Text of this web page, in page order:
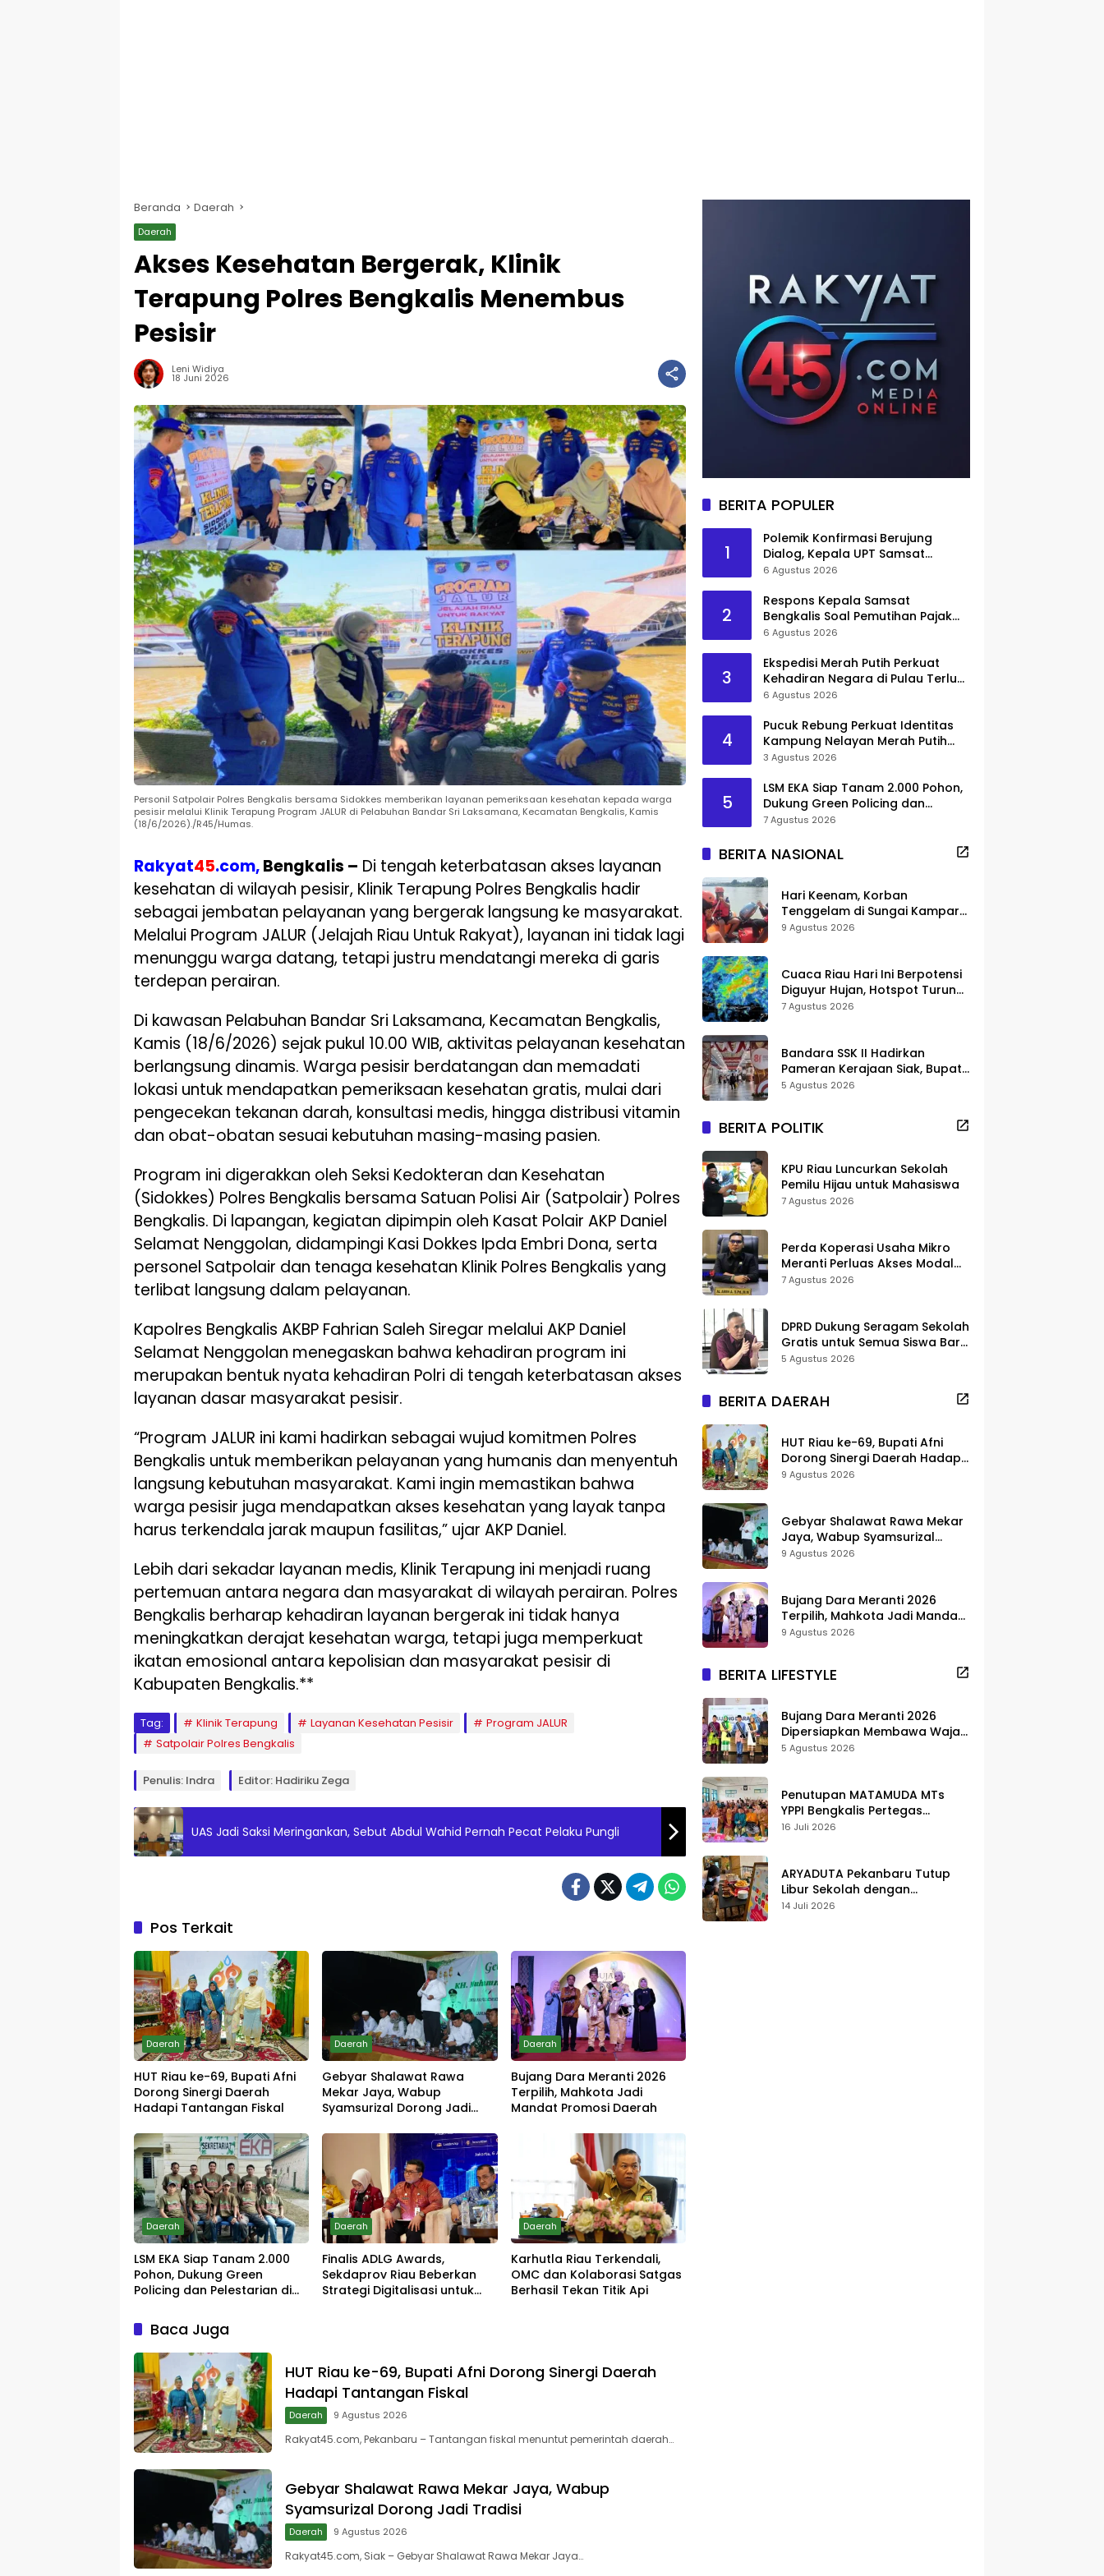
Beranda Daerah
Daerah
Akses Kesehatan Bergerak, Klinik
Terapung Polres Bengkalis Menembus
Pesisir
Leni Widiya
18 Juni 2026
Personil Satpolair Polres Bengkalis bersama Sidokkes memberikan layanan pemeriksaan kesehatan kepada warga
pesisir melalui Klinik Terapung Program JALUR di Pelabuhan Bandar Sri Laksamana, Kecamatan Bengkalis, Kamis
(18/6/2026)./R45/Humas.
Rakyat45.com,Bengkalis – Di tengah keterbatasan akses layanan
kesehatan di wilayah pesisir, Klinik Terapung Polres Bengkalis hadir
sebagai jembatan pelayanan yang bergerak langsung ke masyarakat.
Melalui Program JALUR (Jelajah Riau Untuk Rakyat), layanan ini tidak lagi
menunggu warga datang, tetapi justru mendatangi mereka di garis
terdepan perairan.
Di kawasan Pelabuhan Bandar Sri Laksamana, Kecamatan Bengkalis,
Kamis (18/6/2026) sejak pukul 10.00 WIB, aktivitas pelayanan kesehatan
berlangsung dinamis. Warga pesisir berdatangan dan memadati
lokasi untuk mendapatkan pemeriksaan kesehatan gratis, mulai dari
pengecekan tekanan darah, konsultasi medis, hingga distribusi vitamin
dan obat-obatan sesuai kebutuhan masing-masing pasien.
Program ini digerakkan oleh Seksi Kedokteran dan Kesehatan
(Sidokkes) Polres Bengkalis bersama Satuan Polisi Air (Satpolair) Polres
Bengkalis. Di lapangan, kegiatan dipimpin oleh Kasat Polair AKP Daniel
Selamat Nenggolan, didampingi Kasi Dokkes Ipda Embri Dona, serta
personel Satpolair dan tenaga kesehatan Klinik Polres Bengkalis yang
terlibat langsung dalam pelayanan.
Kapolres Bengkalis AKBP Fahrian Saleh Siregar melalui AKP Daniel
Selamat Nenggolan menegaskan bahwa kehadiran program ini
merupakan bentuk nyata kehadiran Polri di tengah keterbatasan akses
layanan dasar masyarakat pesisir.
“Program JALUR ini kami hadirkan sebagai wujud komitmen Polres
Bengkalis untuk memberikan pelayanan yang humanis dan menyentuh
langsung kebutuhan masyarakat. Kami ingin memastikan bahwa
warga pesisir juga mendapatkan akses kesehatan yang layak tanpa
harus terkendala jarak maupun fasilitas,” ujar AKP Daniel.
Lebih dari sekadar layanan medis, Klinik Terapung ini menjadi ruang
pertemuan antara negara dan masyarakat di wilayah perairan. Polres
Bengkalis berharap kehadiran layanan bergerak ini tidak hanya
meningkatkan derajat kesehatan warga, tetapi juga memperkuat
ikatan emosional antara kepolisian dan masyarakat pesisir di
Kabupaten Bengkalis.**
Tag: Klinik Terapung Layanan Kesehatan Pesisir
Program JALUR
Satpolair Polres Bengkalis
Penulis: Indra Editor: Hadiriku Zega
UAS Jadi Saksi Meringankan, Sebut Abdul Wahid Pernah Pecat Pelaku Pungli
Pos Terkait
Daerah
HUT Riau ke-69, Bupati Afni
Dorong Sinergi Daerah
Hadapi Tantangan Fiskal
Daerah
Gebyar Shalawat Rawa
Mekar Jaya, Wabup
Syamsurizal Dorong Jadi
Daerah
Bujang Dara Meranti 2026
Terpilih, Mahkota Jadi
Mandat Promosi Daerah
Daerah
LSM EKA Siap Tanam 2.000
Pohon, Dukung Green
Policing dan Pelestarian di
Daerah
Finalis ADLG Awards,
Sekdaprov Riau Beberkan
Strategi Digitalisasi untuk
Daerah
Karhutla Riau Terkendali,
OMC dan Kolaborasi Satgas
Berhasil Tekan Titik Api
Baca Juga
HUT Riau ke-69, Bupati Afni Dorong Sinergi Daerah
Hadapi Tantangan Fiskal
Daerah 9 Agustus 2026
Rakyat45.com, Pekanbaru – Tantangan fiskal menuntut pemerintah daerah…
Gebyar Shalawat Rawa Mekar Jaya, Wabup
Syamsurizal Dorong Jadi Tradisi
Daerah 9 Agustus 2026
Rakyat45.com, Siak – Gebyar Shalawat Rawa Mekar Jaya…
BERITA POPULER
1
Polemik Konfirmasi Berujung
Dialog, Kepala UPT Samsat
Bengkalis Minta Maaf
6 Agustus 2026
2
Respons Kepala Samsat
Bengkalis Soal Pemutihan Pajak
Disorot
6 Agustus 2026
3
Ekspedisi Merah Putih Perkuat
Kehadiran Negara di Pulau Terluar
Rupat
6 Agustus 2026
4
Pucuk Rebung Perkuat Identitas
Kampung Nelayan Merah Putih
Pambang Pesisir
3 Agustus 2026
5
LSM EKA Siap Tanam 2.000 Pohon,
Dukung Green Policing dan
Pelestarian di Meranti
7 Agustus 2026
BERITA NASIONAL
Hari Keenam, Korban
Tenggelam di Sungai Kampar
Belum Ditemukan
9 Agustus 2026
Cuaca Riau Hari Ini Berpotensi
Diguyur Hujan, Hotspot Turun
Jadi 25 Titik
7 Agustus 2026
Bandara SSK II Hadirkan
Pameran Kerajaan Siak, Bupati
Afni: Jadi Ruang Edukasi
5 Agustus 2026
BERITA POLITIK
KPU Riau Luncurkan Sekolah
Pemilu Hijau untuk Mahasiswa
7 Agustus 2026
Perda Koperasi Usaha Mikro
Meranti Perluas Akses Modal
dan Pasar
7 Agustus 2026
DPRD Dukung Seragam Sekolah
Gratis untuk Semua Siswa Baru,
Minta Rehab Sekolah Jangan
5 Agustus 2026
BERITA DAERAH
HUT Riau ke-69, Bupati Afni
Dorong Sinergi Daerah Hadapi
Tantangan Fiskal
9 Agustus 2026
Gebyar Shalawat Rawa Mekar
Jaya, Wabup Syamsurizal
Dorong Jadi Tradisi
9 Agustus 2026
Bujang Dara Meranti 2026
Terpilih, Mahkota Jadi Mandat
Promosi Daerah
9 Agustus 2026
BERITA LIFESTYLE
Bujang Dara Meranti 2026
Dipersiapkan Membawa Wajah
Daerah ke Publik
5 Agustus 2026
Penutupan MATAMUDA MTs
YPPI Bengkalis Pertegas
Pendidikan Berbasis Adat dan
16 Juli 2026
ARYADUTA Pekanbaru Tutup
Libur Sekolah dengan
Pengalaman Staycation
14 Juli 2026